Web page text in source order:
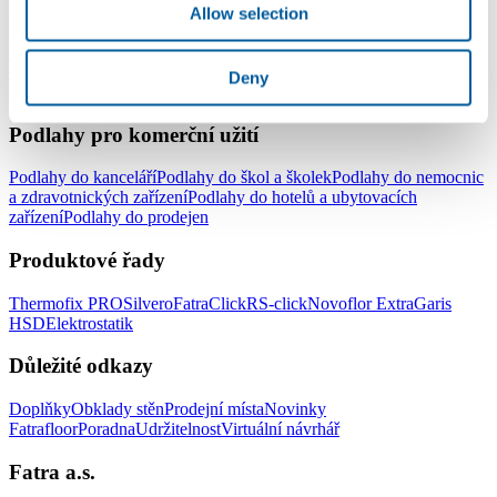
Allow selection
Deny
Podlahy pro domácnost
Podlahy do celé domácnostiPodlahy do obývacího pokojePodlahy
Podlahy do koupelny
Podlahy do dětského pokoje
Podlahy pro komerční užití
Podlahy do kanceláříPodlahy do škol a školekPodlahy do nemocnic
a zdravotnických zařízeníPodlahy do hotelů a ubytovacích
zařízeníPodlahy do prodejen
Produktové řady
Thermofix PROSilveroFatraClickRS-clickNovoflor ExtraGaris
HSDElektrostatik
Důležité odkazy
DoplňkyObklady stěnProdejní místaNovinky
FatrafloorPoradnaUdržitelnostVirtuální návrhář
Fatra a.s.